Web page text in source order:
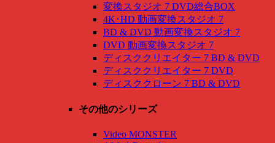
変換スタジオ 7 DVD総合BOX
4K･HD 動画変換スタジオ 7
BD & DVD 動画変換スタジオ 7
DVD 動画変換スタジオ 7
ディスククリエイター 7 BD & DVD
ディスククリエイター 7 DVD
ディスククローン 7 BD & DVD
その他のシリーズ
Video MONSTER